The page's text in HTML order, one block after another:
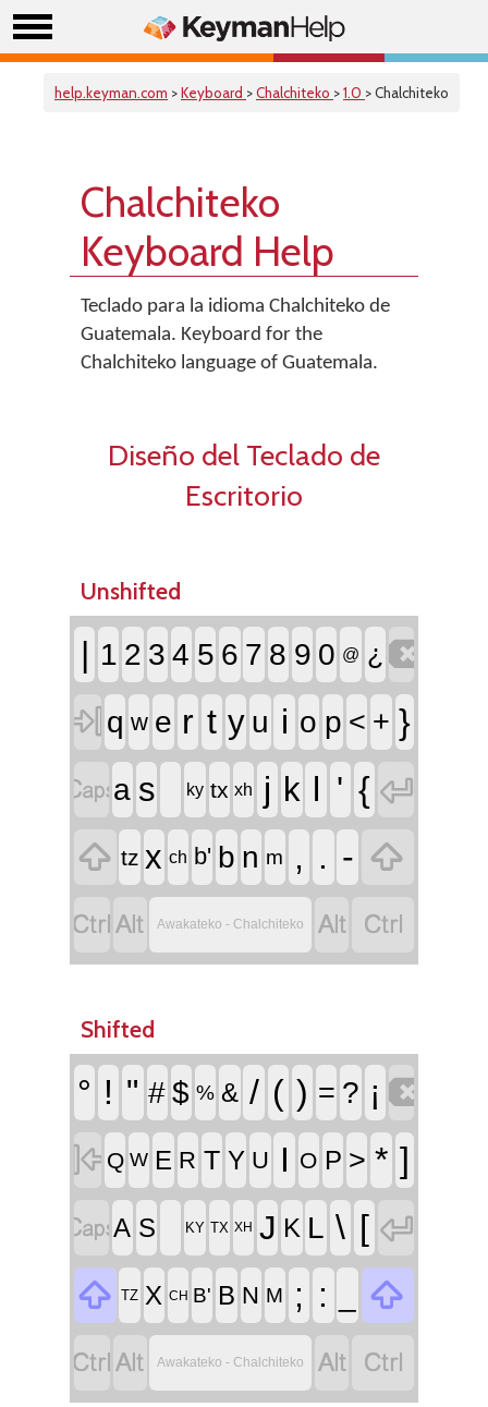
help.keyman.com >Keyboard >Chalchiteko >1.0 > Chalchiteko
Chalchiteko
Keyboard Help
Teclado para la idioma Chalchiteko de
Guatemala. Keyboard for the
Chalchiteko language of Guatemala.
Diseño del Teclado de
Escritorio
Unshifted
| 1 2 3 4 5 6 7 8 9 0 @ ¿
 q w e r t y u i o p < + }
a s ky tx xh j k l ' { 
 tz x ch b' b n m , . - 
 Awakateko - Chalchiteko  
Shifted
° ! " # $ % & / ( ) = ? ¡ 
 Q W E R T Y U I O P > * ]
A S KY TX XH J K L \ [ 

TZ X CH B' B N M ; :

 Awakateko - Chalchiteko  